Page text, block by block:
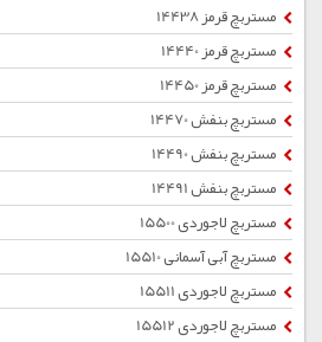
مستربچ قرمز 14438
مستربچ قرمز 14440
مستربچ قرمز 14450
مستربچ بنفش 14470
مستربچ بنفش 14490
مستربچ بنفش 14491
مستربچ لاجوردی 15500
مستربچ آبی آسمانی 15510
مستربچ لاجوردی 15511
مستربچ لاجوردی 15512